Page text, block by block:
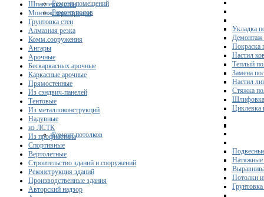
Ремонт помещений
Ремонт полов
Укладка
Демонтаж
Покраска
Настил
Теплый
Замена
Настил
Стяжка
Циклевка
Ремонт потолков
Натяжные
Потолки
Шпаклевка стен
Монтаж перегородок
Грунтовка стен
Алмазная резка
Комм.сооружения
Ангары
Арочные
Бескаркасных арочные
Каркасные арочные
Прямостенные
Из сэндвич-панелей
Тентовые
Из металлоконструкций
Надувные
из ЛСТК
Из профнастила
Спортивные
Вертолетные
Строительство зданий и сооружений
Реконструкция зданий
Производственные здания
Авторский надзор